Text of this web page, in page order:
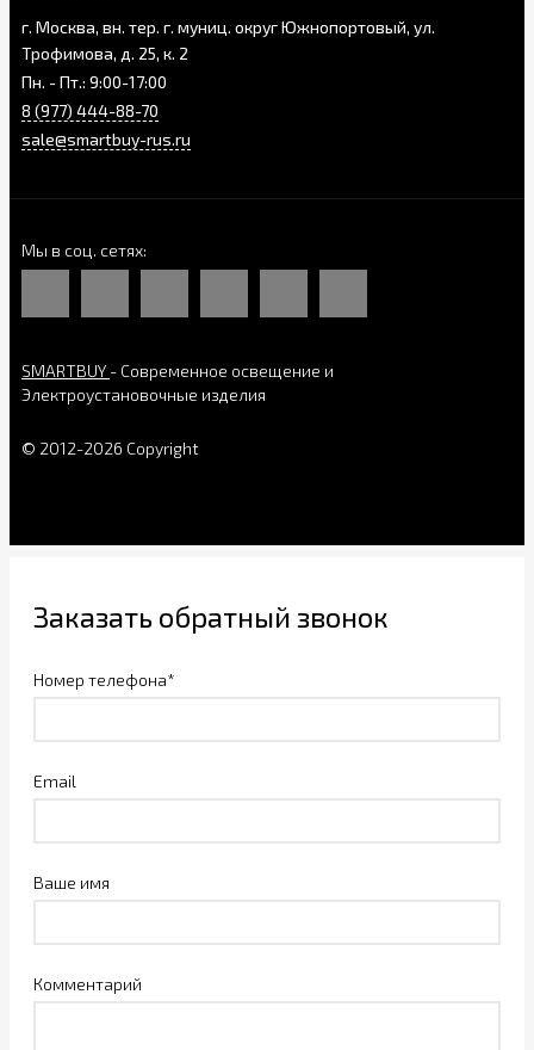
г. Москва, вн. тер. г. муниц. округ Южнопортовый, ул.
Трофимова, д. 25, к. 2
Пн. - Пт.: 9:00-17:00
8 (977) 444-88-70
sale@smartbuy-rus.ru
Мы в соц. сетях
SMARTBUY - Современное освещение и
Электроустановочные изделия
© 2012-2026 Copyright
Заказать обратный звонок
Номер телефона*
Email
Ваше имя
Комментарий